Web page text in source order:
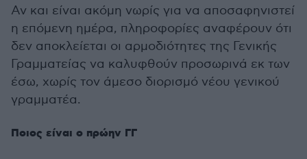
Αν και είναι ακόμη νωρίς για να αποσαφηνιστεί
η επόμενη ημέρα, πληροφορίες αναφέρουν ότι
δεν αποκλείεται οι αρμοδιότητες της Γενικής
Γραμματείας να καλυφθούν προσωρινά εκ των
έσω, χωρίς τον άμεσο διορισμό νέου γενικού
γραμματέα.
Ποιος είναι ο πρώην ΓΓ